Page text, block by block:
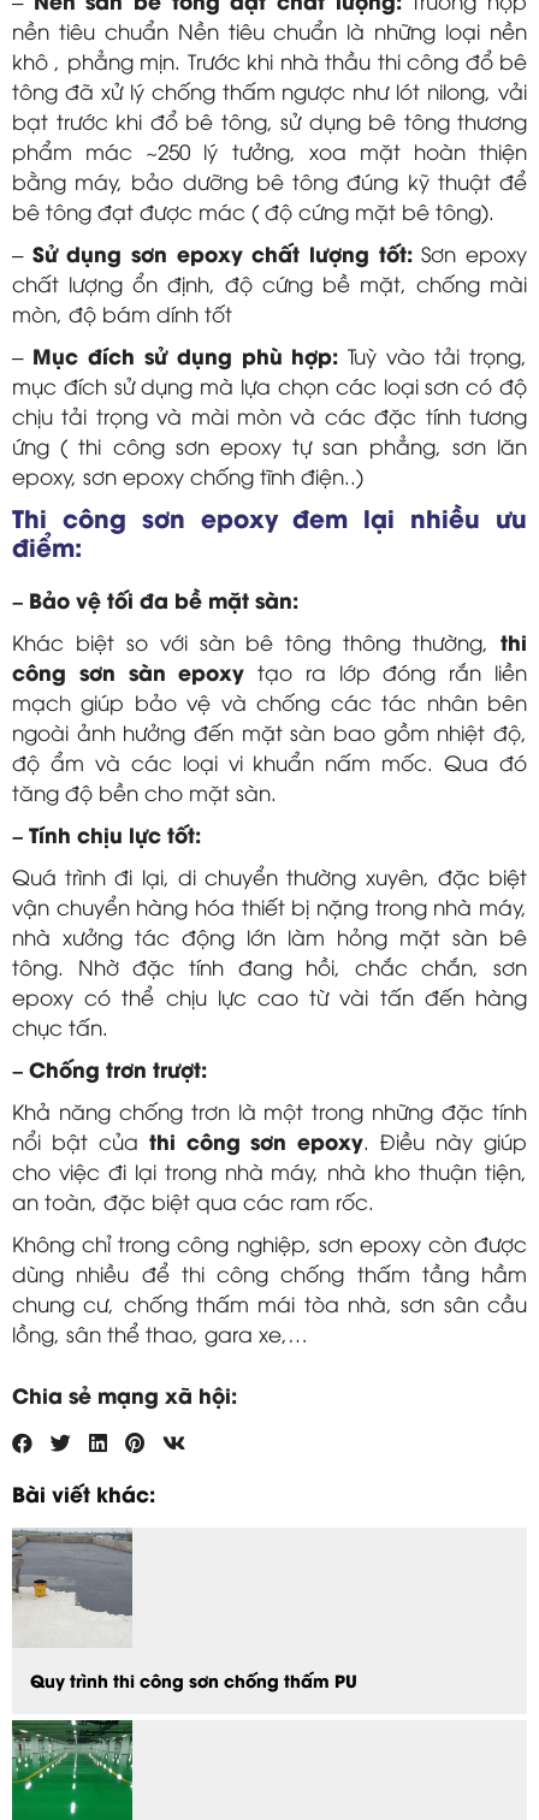
nền tiêu chuẩn Nền tiêu chuẩn là những loại nền
khô , phẳng mịn. Trước khi nhà thầu thi công đổ bê
tông đã xử lý chống thấm ngược như lót nilong, vải
bạt trước khi đổ bê tông, sử dụng bê tông thương
phẩm mác ~250 lý tưởng, xoa mặt hoàn thiện
bằng máy, bảo dưỡng bê tông đúng kỹ thuật để
bê tông đạt được mác ( độ cứng mặt bê tông).
– Sử dụng sơn epoxy chất lượng tốt:Sơn epoxy
chất lượng ổn định, độ cứng bề mặt, chống mài
mòn, độ bám dính tốt
– Mục đích sử dụng phù hợp:Tuỳ vào tải trọng,
mục đích sử dụng mà lựa chọn các loại sơn có độ
chịu tải trọng và mài mòn và các đặc tính tương
ứng ( thi công sơn epoxy tự san phẳng, sơn lăn
epoxy, sơn epoxy chống tĩnh điện..)
Thi công sơn epoxy đem lại nhiều ưu
điểm:
– Bảo vệ tối đa bề mặt sàn:
Khác biệt so với sàn bê tông thông thường, thi
công sơn sàn epoxy tạo ra lớp đóng rắn liền
mạch giúp bảo vệ và chống các tác nhân bên
ngoài ảnh hưởng đến mặt sàn bao gồm nhiệt độ,
độ ẩm và các loại vi khuẩn nấm mốc. Qua đó
tăng độ bền cho mặt sàn.
– Tính chịu lực tốt:
Quá trình đi lại, di chuyển thường xuyên, đặc biệt
vận chuyển hàng hóa thiết bị nặng trong nhà máy,
nhà xưởng tác động lớn làm hỏng mặt sàn bê
tông. Nhờ đặc tính đang hồi, chắc chắn, sơn
epoxy có thể chịu lực cao từ vài tấn đến hàng
chục tấn.
– Chống trơn trượt:
Khả năng chống trơn là một trong những đặc tính
nổi bật của thi công sơn epoxy. Điều này giúp
cho việc đi lại trong nhà máy, nhà kho thuận tiện,
an toàn, đặc biệt qua các ram rốc.
Không chỉ trong công nghiệp, sơn epoxy còn được
dùng nhiều để thi công chống thấm tầng hầm
chung cư, chống thấm mái tòa nhà, sơn sân cầu
lồng, sân thể thao, gara xe,…
Chia sẻ mạng xã hội:
Bài viết khác:
Quy trình thi công sơn chống thấm PU